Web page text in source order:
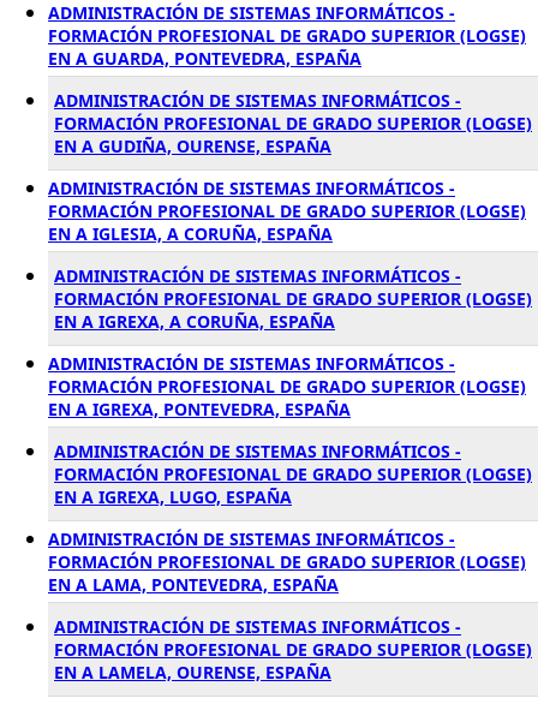
ADMINISTRACIÓN DE SISTEMAS INFORMÁTICOS -
FORMACIÓN PROFESIONAL DE GRADO SUPERIOR (LOGSE)
EN A GUARDA, PONTEVEDRA, ESPAÑA
ADMINISTRACIÓN DE SISTEMAS INFORMÁTICOS -
FORMACIÓN PROFESIONAL DE GRADO SUPERIOR (LOGSE)
EN A GUDIÑA, OURENSE, ESPAÑA
ADMINISTRACIÓN DE SISTEMAS INFORMÁTICOS -
FORMACIÓN PROFESIONAL DE GRADO SUPERIOR (LOGSE)
EN A IGLESIA, A CORUÑA, ESPAÑA
ADMINISTRACIÓN DE SISTEMAS INFORMÁTICOS -
FORMACIÓN PROFESIONAL DE GRADO SUPERIOR (LOGSE)
EN A IGREXA, A CORUÑA, ESPAÑA
ADMINISTRACIÓN DE SISTEMAS INFORMÁTICOS -
FORMACIÓN PROFESIONAL DE GRADO SUPERIOR (LOGSE)
EN A IGREXA, PONTEVEDRA, ESPAÑA
ADMINISTRACIÓN DE SISTEMAS INFORMÁTICOS -
FORMACIÓN PROFESIONAL DE GRADO SUPERIOR (LOGSE)
EN A IGREXA, LUGO, ESPAÑA
ADMINISTRACIÓN DE SISTEMAS INFORMÁTICOS -
FORMACIÓN PROFESIONAL DE GRADO SUPERIOR (LOGSE)
EN A LAMA, PONTEVEDRA, ESPAÑA
ADMINISTRACIÓN DE SISTEMAS INFORMÁTICOS -
FORMACIÓN PROFESIONAL DE GRADO SUPERIOR (LOGSE)
EN A LAMELA, OURENSE, ESPAÑA